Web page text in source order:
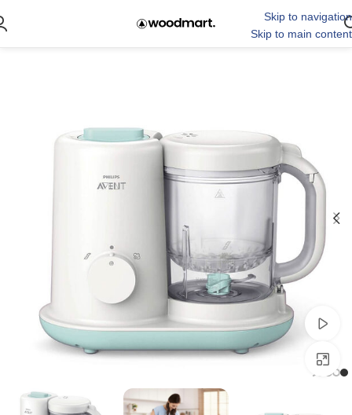
Skip to navigation
Skip to main content
مشاهده ویدئو
بزرگتر ببینید